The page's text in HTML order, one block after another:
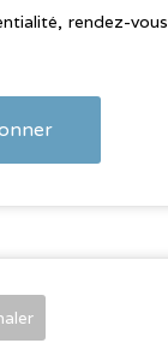
rendez-vous